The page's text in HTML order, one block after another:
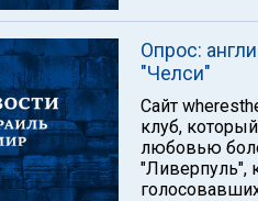
Опрос:
"Челси"
Сайт
клуб,
любовью
"Ливерпуль",